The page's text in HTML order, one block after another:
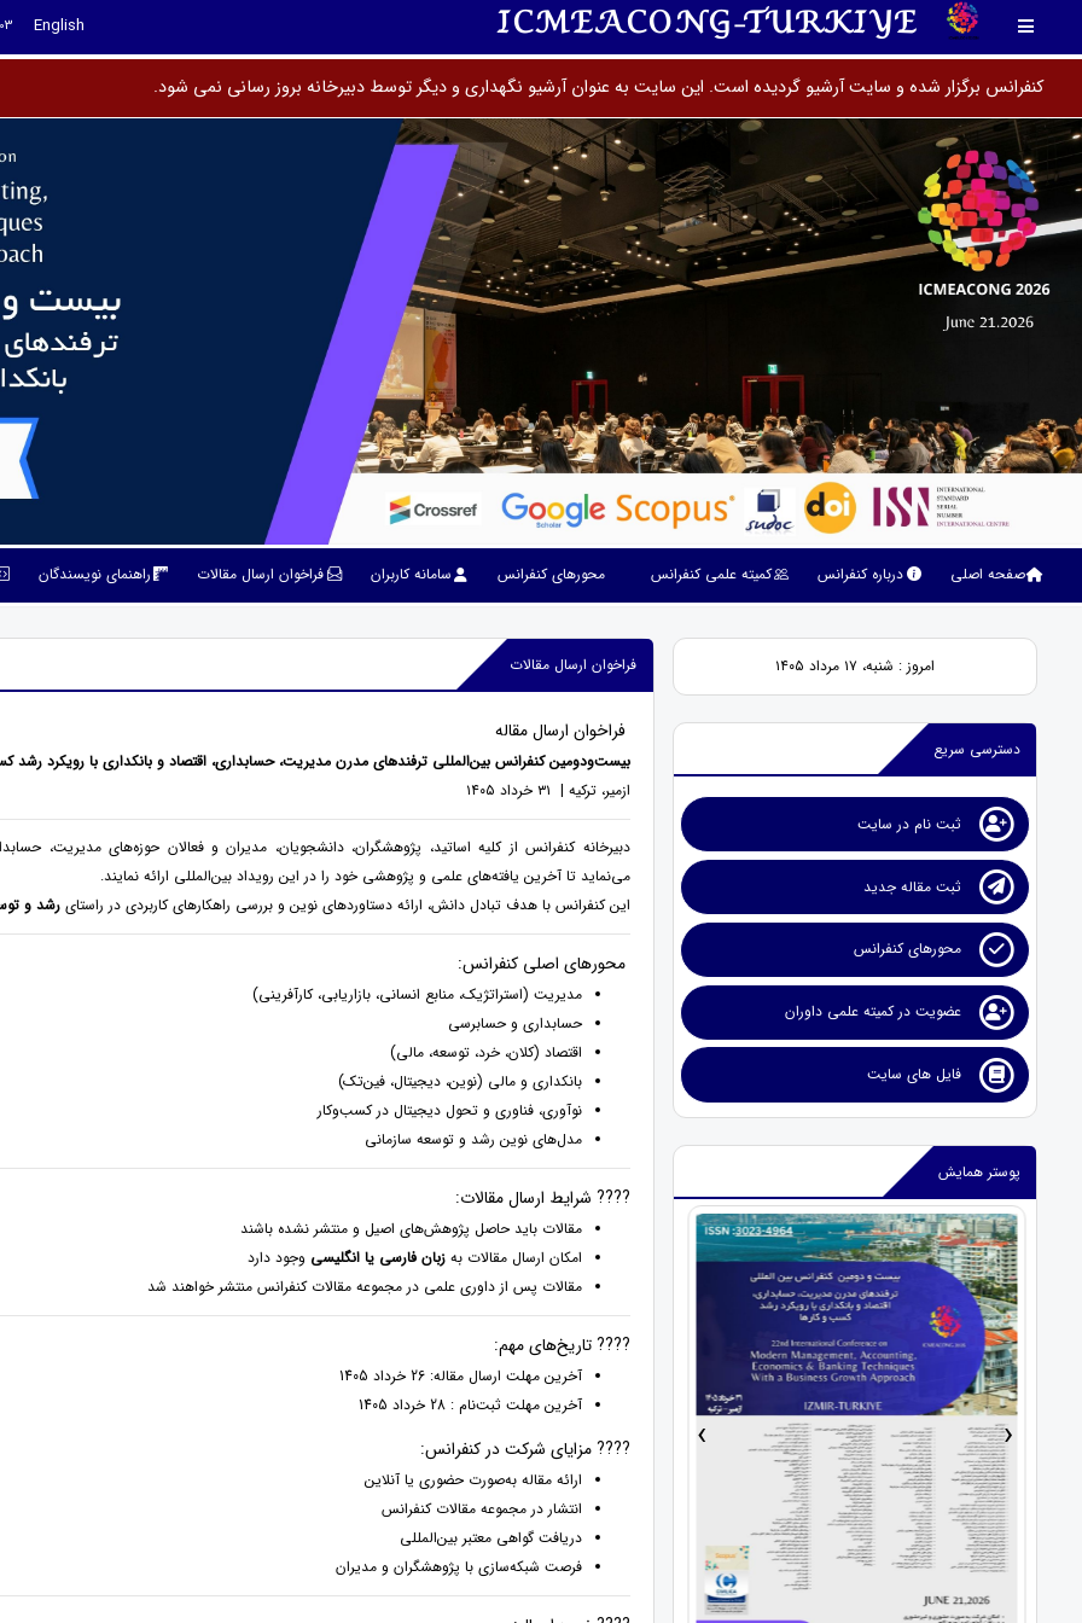
ICMEACONG-TURKIYE
English
کنفرانس برگزار شده و سایت آرشیو گردیده است. این سایت به عنوان آرشیو نگهداری و دیگر توسط دبیرخانه
صفحه اصلی درباره کنفرانس کمیته علمی کنفرانس محورهای کنفرانس سامانه کاربران فراخوان ارسال مقالات راهنمای نویسندگان
امروز : شنبه، ۱۷ مرداد ۱۴۰۵
دسترسی سریع
ثبت نام در سایت
ثبت مقاله جدید
محورهای کنفرانس
عضویت در کمیته علمی داوران
فایل های سایت
پوستر همایش
› ‹
فراخوان ارسال مقالات
فراخوان ارسال مقاله
بیست‌ودومین کنفرانس بین‌المللی ترفندهای مدرن مدیریت، حسابداری، اقتصاد و بانکداری با رویکرد رشد
ازمیر، ترکیه | ۳۱ خرداد ۱۴۰۵
دبیرخانه کنفرانس از کلیه اساتید، پژوهشگران، دانشجویان، مدیران و فعالان حوزه‌های مدیریت،
می‌نماید تا آخرین یافته‌های علمی و پژوهشی خود را در این رویداد بین‌المللی ارائه نمایند.
این کنفرانس با هدف تبادل دانش، ارائه دستاوردهای نوین و بررسی راهکارهای کاربردی در راستایرشد و
محورهای اصلی کنفرانس:
مدیریت (استراتژیک، منابع انسانی، بازاریابی، کارآفرینی)
حسابداری و حسابرسی
اقتصاد (کلان، خرد، توسعه، مالی)
بانکداری و مالی (نوین، دیجیتال، فین‌تک)
نوآوری، فناوری و تحول دیجیتال در کسب‌وکار
مدل‌های نوین رشد و توسعه سازمانی
???? شرایط ارسال مقالات:
مقالات باید حاصل پژوهش‌های اصیل و منتشر نشده باشند
امکان ارسال مقالات بهزبان فارسی یا انگلیسی وجود دارد
مقالات پس از داوری علمی در مجموعه مقالات کنفرانس منتشر خواهند شد
???? تاریخ‌های مهم:
آخرین مهلت ارسال مقاله: 26 خرداد 1405
آخرین مهلت ثبت‌نام : 28 خرداد 1405
???? مزایای شرکت در کنفرانس:
ارائه مقاله به‌صورت حضوری یا آنلاین
انتشار در مجموعه مقالات کنفرانس
دریافت گواهی معتبر بین‌المللی
فرصت شبکه‌سازی با پژوهشگران و مدیران